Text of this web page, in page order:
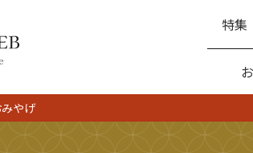
特集
やげ